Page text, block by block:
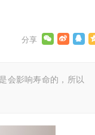
会影响寿命的，所以